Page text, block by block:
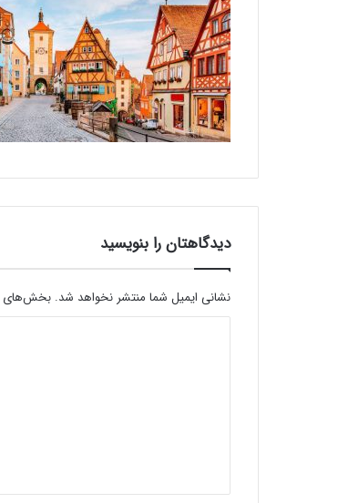
دیدگاهتان را بنویسید
نشانی ایمیل شما منتشر نخواهد شد. بخش‌های